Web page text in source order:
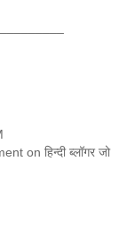
on हिन्दी ब्लॉगर जो